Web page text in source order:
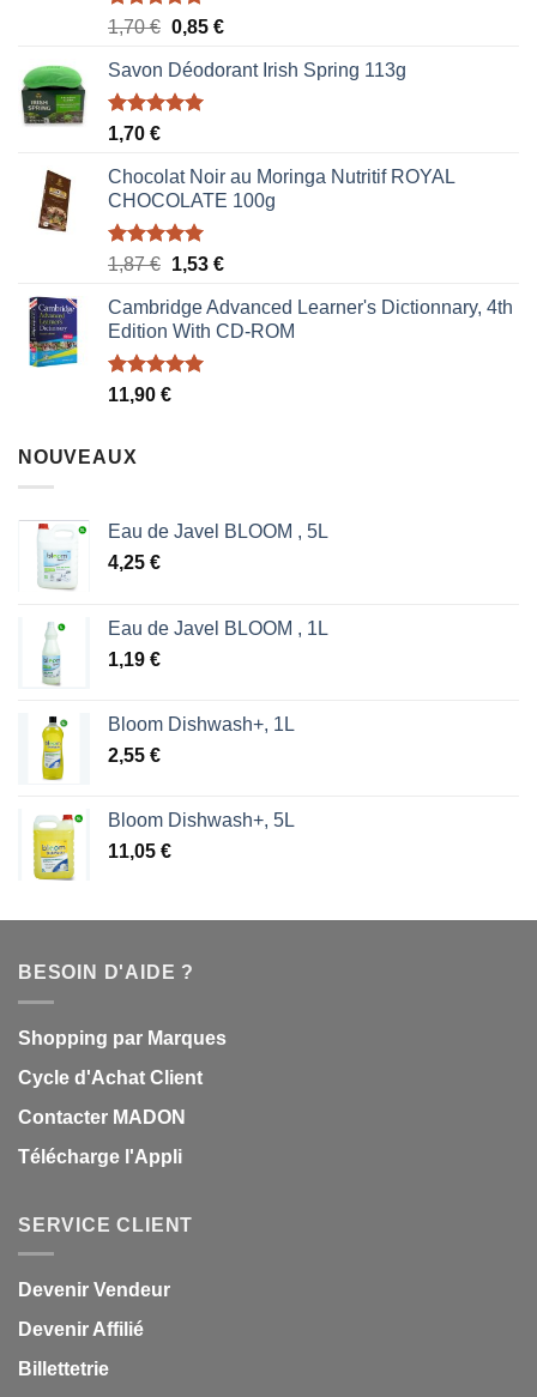
Note5.00
1,70€ Le
initial
était :
0,85 €Le
actuel
Savon Déodorant Irish Spring 113g
Note5.00
1,70 €
Chocolat Noir au Moringa Nutritif ROYAL
CHOCOLATE 100g
Note5.00
1,87€ Le
initial
était :
1,87 €.
1,53 €Le
actuel
est :
Cambridge Advanced Learner's Dictionnary, 4th
Edition With CD-ROM
Note5.00
11,90 €
NOUVEAUX
Eau de Javel BLOOM , 5L
4,25 €
Eau de Javel BLOOM , 1L
1,19 €
Bloom Dishwash+, 1L
2,55 €
Bloom Dishwash+, 5L
11,05 €
BESOIN D'AIDE ?
Shopping par Marques
Cycle d'Achat Client
Contacter MADON
Télécharge l'Appli
SERVICE CLIENT
Devenir Vendeur
Devenir Affilié
Billettetrie